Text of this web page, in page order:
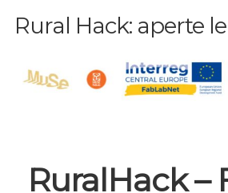
Rural Hack: aperte
RuralHack –